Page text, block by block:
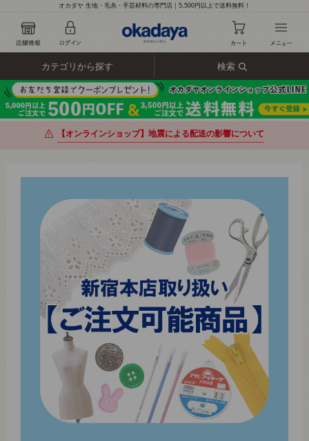
オカダヤ 生地・毛糸・手芸材料の専門店｜5,500円以上で送料無料！
カテゴリから探す 検索
【オンラインショップ】地震による配送の影響について